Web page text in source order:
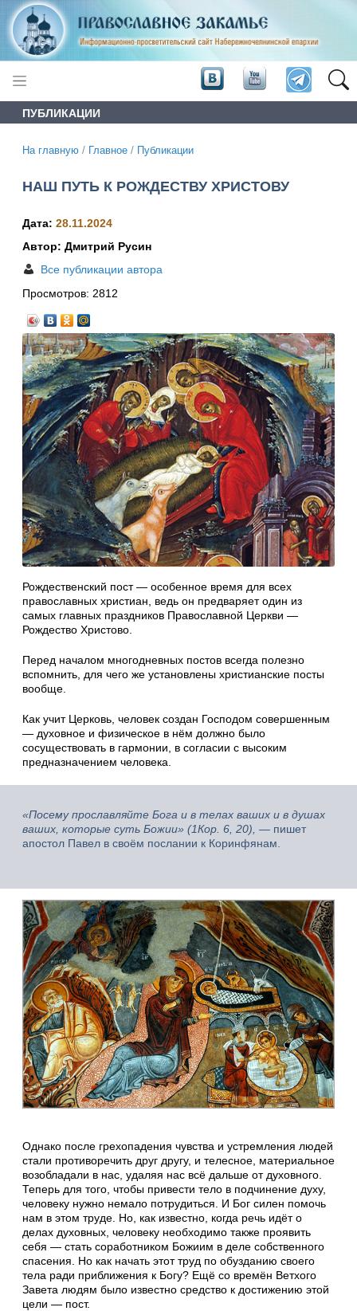
ПУБЛИКАЦИИ
На главную / Главное / Публикации
НАШ ПУТЬ К РОЖДЕСТВУ ХРИСТОВУ
Дата: 28.11.2024
Автор: Дмитрий Русин
Все публикации автора
Просмотров: 2812
Рождественский пост — особенное время для всех
православных христиан, ведь он предваряет один из
самых главных праздников Православной Церкви —
Рождество Христово.
Перед началом многодневных постов всегда полезно
вспомнить, для чего же установлены христианские посты
вообще.
Как учит Церковь, человек создан Господом совершенным
— духовное и физическое в нём должно было
сосуществовать в гармонии, в согласии с высоким
предназначением человека.
«Посему прославляйте Бога и в телах ваших и в душах
ваших, которые суть Божии» (1Кор. 6, 20), — пишет
апостол Павел в своём послании к Коринфянам.
Однако после грехопадения чувства и устремления людей
стали противоречить друг другу, и телесное, материальное
возобладали в нас, удаляя нас всё дальше от духовного.
Теперь для того, чтобы привести тело в подчинение духу,
человеку нужно немало потрудиться. И Бог силен помочь
нам в этом труде. Но, как известно, когда речь идёт о
делах духовных, человеку необходимо также проявить
себя — стать соработником Божиим в деле собственного
спасения. Но как начать этот труд по обузданию своего
тела ради приближения к Богу? Ещё со времён Ветхого
Завета людям было известно средство к достижению этой
цели — пост.